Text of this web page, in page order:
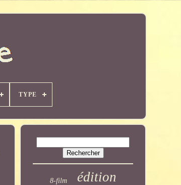
TYPE
8-film édition